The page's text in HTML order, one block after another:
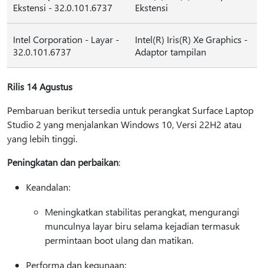
Ekstensi - 32.0.101.6737
Ekstensi
Intel Corporation - Layar -
32.0.101.6737
Intel(R) Iris(R) Xe Graphics -
Adaptor tampilan
Rilis 14 Agustus
Pembaruan berikut tersedia untuk perangkat Surface Laptop
Studio 2 yang menjalankan Windows 10, Versi 22H2 atau
yang lebih tinggi.
Peningkatan dan perbaikan:
Keandalan:
Meningkatkan stabilitas perangkat, mengurangi
munculnya layar biru selama kejadian termasuk
permintaan boot ulang dan matikan.
Performa dan kegunaan: